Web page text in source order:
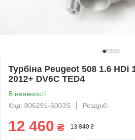
Турбіна Peugeot 508 1.6 HDi
2012+ DV6C TED4
В наявності
Код: 806291-5003S
Роздріб
12 460 ₴ 13 840 ₴